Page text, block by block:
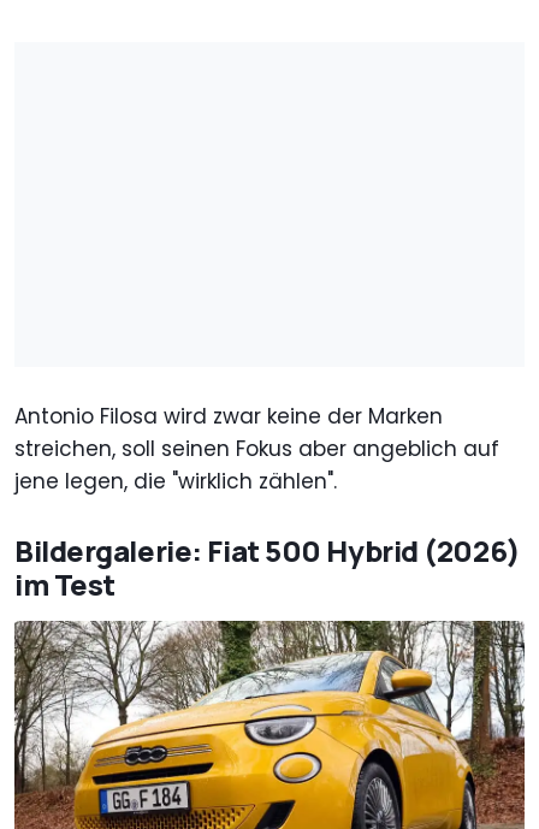
Antonio Filosa wird zwar keine der Marken
streichen, soll seinen Fokus aber angeblich auf
jene legen, die "wirklich zählen".
Bildergalerie: Fiat 500 Hybrid (2026)
im Test